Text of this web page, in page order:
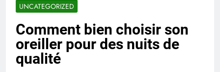
UNCATEGORIZED
Comment bien choisir son
oreiller pour des nuits de
qualité